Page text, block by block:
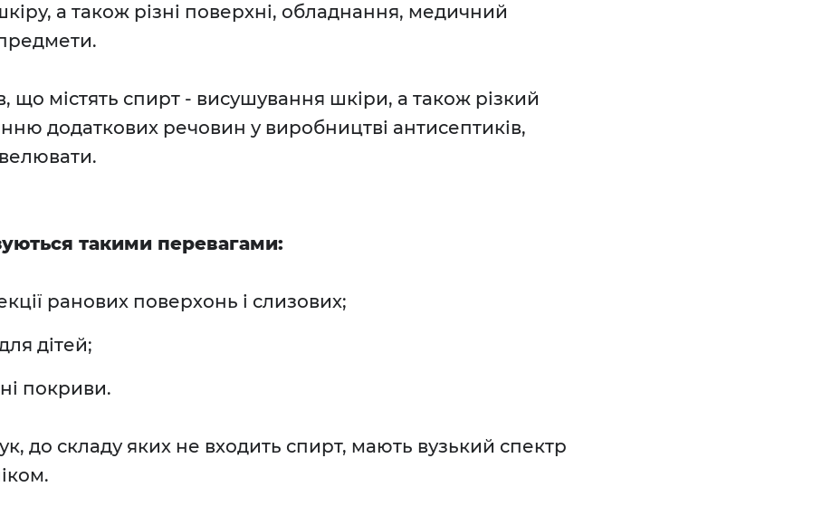
а також різні поверхні, обладнання, медичний
що містять спирт - висушування шкіри, а також різкий
додаткових речовин у виробництві антисептиків,
такими перевагами:
ранових поверхонь і слизових;
дітей;
покриви.
до складу яких не входить спирт, мають вузький спектр